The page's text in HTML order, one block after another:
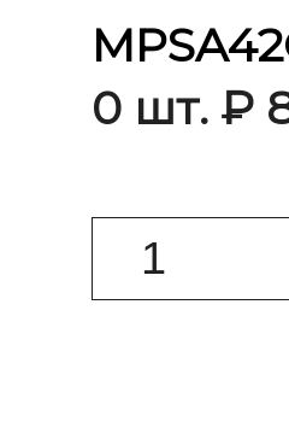
0 шт. ₽